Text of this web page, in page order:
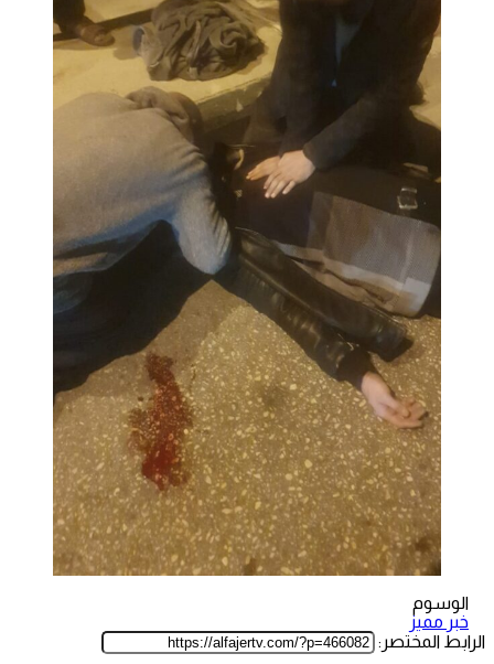
الوسوم
خبر مميز
الرابط المختصر: